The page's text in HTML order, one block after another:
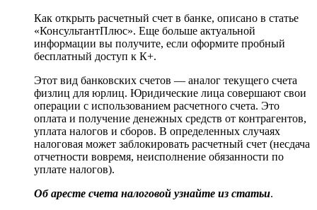
Как открыть расчетный счет в банке, описано в статье
«КонсультантПлюс». Еще больше актуальной
информации вы получите, если оформите пробный
бесплатный доступ к К+.
Этот вид банковских счетов — аналог текущего счета
физлиц для юрлиц. Юридические лица совершают свои
операции с использованием расчетного счета. Это
оплата и получение денежных средств от контрагентов,
уплата налогов и сборов. В определенных случаях
налоговая может заблокировать расчетный счет (несдача
отчетности вовремя, неисполнение обязанности по
уплате налогов).
Об аресте счета налоговой узнайте из статьи.